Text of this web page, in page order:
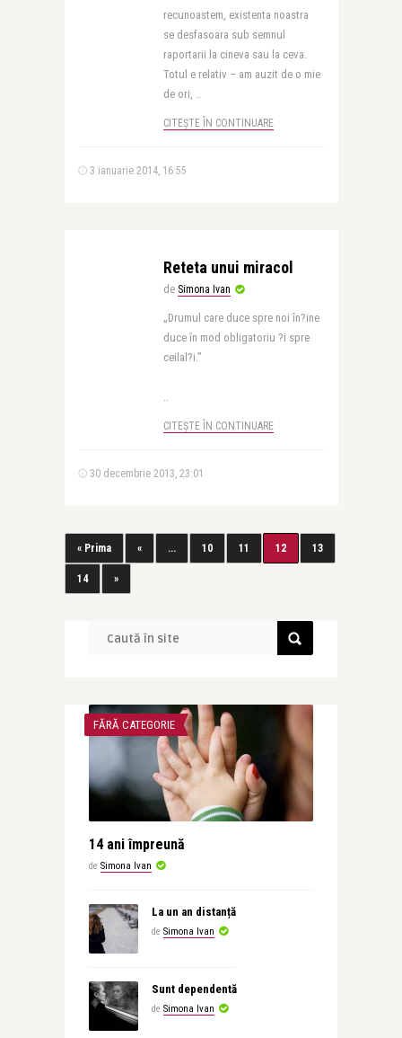
recunoastem, existenta noastra
se desfasoara sub semnul
raportarii la cineva sau la ceva.
Totul e relativ – am auzit de o mie
de ori, ..
CITEȘTE ÎN CONTINUARE
3 ianuarie 2014, 16:55
Reteta unui miracol
de Simona Ivan
„Drumul care duce spre noi în?ine
duce în mod obligatoriu ?i spre
ceilal?i.”
..
CITEȘTE ÎN CONTINUARE
30 decembrie 2013, 23:01
« Prima « ... 10 11 12 13
14 »
FĂRĂ CATEGORIE
14 ani împreună
de Simona Ivan
La un an distanță
de Simona Ivan
Sunt dependentă
de Simona Ivan